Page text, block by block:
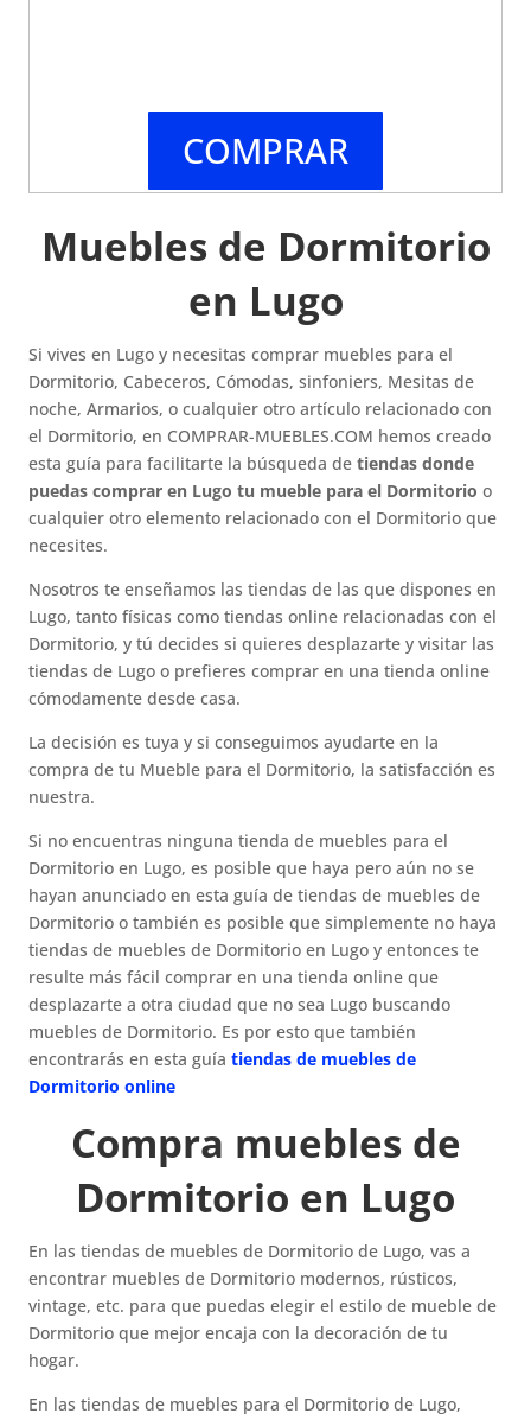
COMPRAR
Muebles de Dormitorio
en Lugo
Si vives en Lugo y necesitas comprar muebles para el
Dormitorio, Cabeceros, Cómodas, sinfoniers, Mesitas de
noche, Armarios, o cualquier otro artículo relacionado con
el Dormitorio, en COMPRAR-MUEBLES.COM hemos creado
esta guía para facilitarte la búsqueda detiendas donde
puedas comprar en Lugo tu mueble para el Dormitorioo
cualquier otro elemento relacionado con el Dormitorio que
necesites.
Nosotros te enseñamos las tiendas de las que dispones en
Lugo, tanto físicas como tiendas online relacionadas con el
Dormitorio, y tú decides si quieres desplazarte y visitar las
tiendas de Lugo o prefieres comprar en una tienda online
cómodamente desde casa.
La decisión es tuya y si conseguimos ayudarte en la
compra de tu Mueble para el Dormitorio, la satisfacción es
nuestra.
Si no encuentras ninguna tienda de muebles para el
Dormitorio en Lugo, es posible que haya pero aún no se
hayan anunciado en esta guía de tiendas de muebles de
Dormitorio o también es posible que simplemente no haya
tiendas de muebles de Dormitorio en Lugo y entonces te
resulte más fácil comprar en una tienda online que
desplazarte a otra ciudad que no sea Lugo buscando
muebles de Dormitorio. Es por esto que también
encontrarás en esta guíatiendas de muebles de
Dormitorio online
Compra muebles de
Dormitorio en Lugo
En las tiendas de muebles de Dormitorio de Lugo, vas a
encontrar muebles de Dormitorio modernos, rústicos,
vintage, etc. para que puedas elegir el estilo de mueble de
Dormitorio que mejor encaja con la decoración de tu
hogar.
En las tiendas de muebles para el Dormitorio de Lugo,